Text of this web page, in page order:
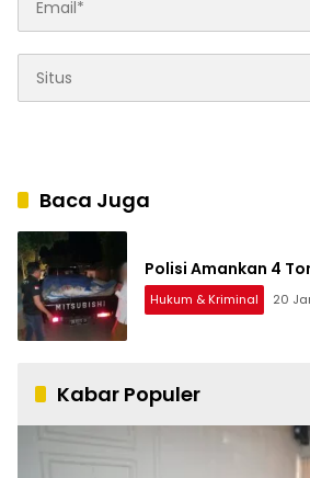
Baca Juga
Polisi Amankan 4
Hukum & Kriminal 20
Kabar Populer